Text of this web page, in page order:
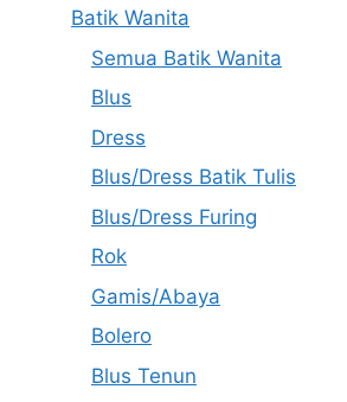
Batik Wanita
Semua Batik Wanita
Blus
Dress
Blus/Dress Batik Tulis
Blus/Dress Furing
Rok
Gamis/Abaya
Bolero
Blus Tenun